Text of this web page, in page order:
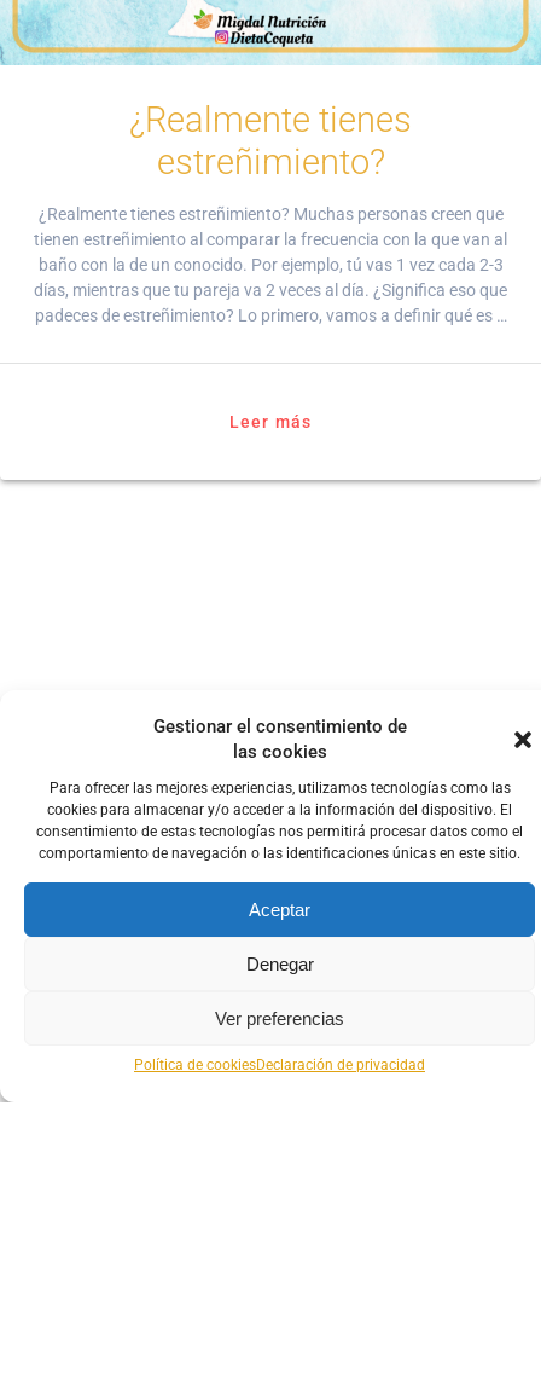
Gestionar el consentimiento de
las cookies
Para ofrecer las mejores experiencias, utilizamos tecnologías como las
cookies para almacenar y/o acceder a la información del dispositivo. El
consentimiento de estas tecnologías nos permitirá procesar datos como el
comportamiento de navegación o las identificaciones únicas en este sitio.
Aceptar
Denegar
Ver preferencias
Política de cookiesDeclaración de privacidad
¿Realmente tienes
estreñimiento?
¿Realmente tienes estreñimiento? Muchas personas creen que
tienen estreñimiento al comparar la frecuencia con la que van al
baño con la de un conocido. Por ejemplo, tú vas 1 vez cada 2-3
días, mientras que tu pareja va 2 veces al día. ¿Significa eso que
padeces de estreñimiento? Lo primero, vamos a definir qué es …
Leer más